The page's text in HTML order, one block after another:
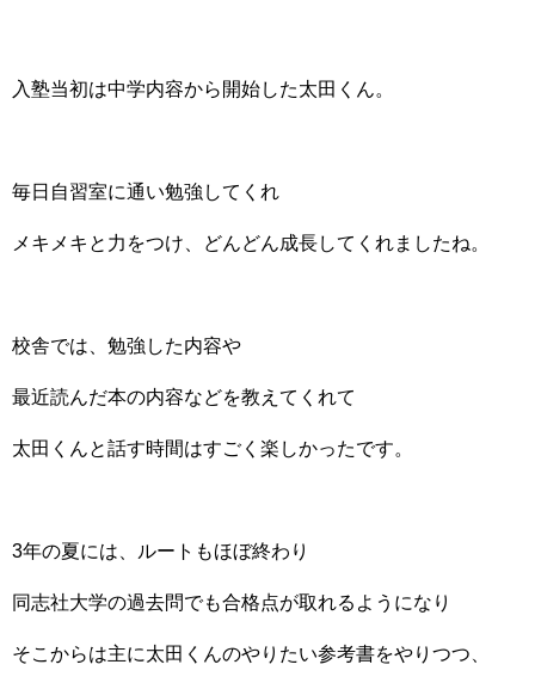
入塾当初は中学内容から開始した太田くん。
毎日自習室に通い勉強してくれ
メキメキと力をつけ、どんどん成長してくれましたね。
校舎では、勉強した内容や
最近読んだ本の内容などを教えてくれて
太田くんと話す時間はすごく楽しかったです。
3年の夏には、ルートもほぼ終わり
同志社大学の過去問でも合格点が取れるようになり
そこからは主に太田くんのやりたい参考書をやりつつ、